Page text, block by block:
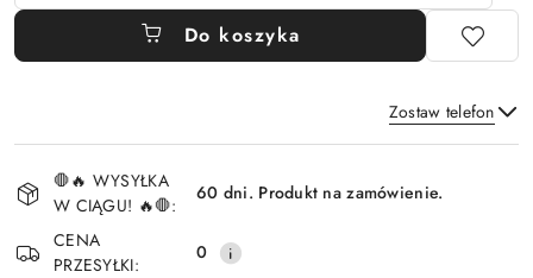
Do koszyka
Zostaw telefon
Dostępność
i
dostawa
🛑🔥 WYSYŁKA
W CIĄGU! 🔥🛑:
60 dni. Produkt na zamówienie.
CENA
PRZESYŁKI:
0